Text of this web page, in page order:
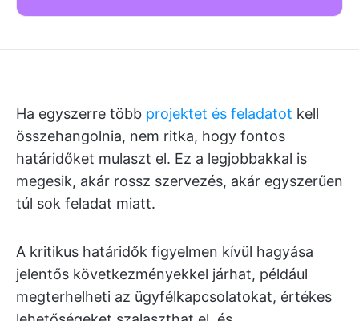
Ha egyszerre több projektet és feladatot kell
összehangolnia, nem ritka, hogy fontos
határidőket mulaszt el. Ez a legjobbakkal is
megesik, akár rossz szervezés, akár egyszerűen
túl sok feladat miatt.
A kritikus határidők figyelmen kívül hagyása
jelentős következményekkel járhat, például
megterhelheti az ügyfélkapcsolatokat, értékes